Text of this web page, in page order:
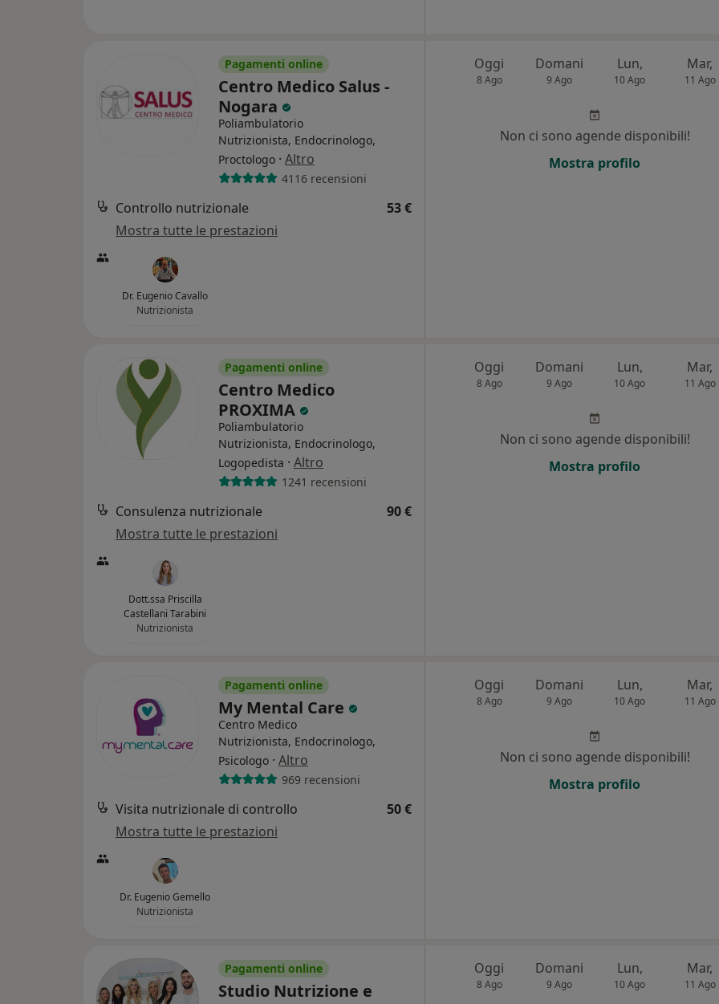
Pagamenti online
Centro Medico Salus -
Nogara
Poliambulatorio
Nutrizionista, Endocrinologo,
Proctologo · Altro
4116 recensioni
Controllo nutrizionale
53 €
Mostra tutte le prestazioni
Dr. Eugenio Cavallo
Nutrizionista
Oggi
8 Ago
Domani
9 Ago
Lun,
10 Ago
Mar,
11 Ago
Non ci sono agende disponibili!
Mostra profilo
Pagamenti online
Centro Medico
PROXIMA
Poliambulatorio
Nutrizionista, Endocrinologo,
Logopedista · Altro
1241 recensioni
Consulenza nutrizionale
90 €
Mostra tutte le prestazioni
Dott.ssa Priscilla
Castellani Tarabini
Nutrizionista
Oggi
8 Ago
Domani
9 Ago
Lun,
10 Ago
Mar,
11 Ago
Non ci sono agende disponibili!
Mostra profilo
Pagamenti online
My Mental Care
Centro Medico
Nutrizionista, Endocrinologo,
Psicologo · Altro
969 recensioni
Visita nutrizionale di controllo
50 €
Mostra tutte le prestazioni
Dr. Eugenio Gemello
Nutrizionista
Oggi
8 Ago
Domani
9 Ago
Lun,
10 Ago
Mar,
11 Ago
Non ci sono agende disponibili!
Mostra profilo
Pagamenti online
Studio Nutrizione e
Oggi
8 Ago
Domani
9 Ago
Lun,
10 Ago
Mar,
11 Ago